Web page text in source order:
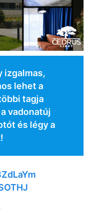
izgalmas,
lehet a
tagja
vadonatúj
és légy a